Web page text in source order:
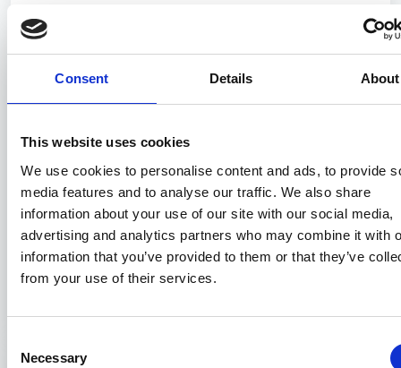
Consent Details About
This website uses cookies
We use cookies to personalise content and ads, to provide
media features and to analyse our traffic. We also share
information about your use of our site with our social media,
advertising and analytics partners who may combine it with
information that you’ve provided to them or that they’ve
from your use of their services.
Selection
Necessary
EBN - Gli aggiornamenti di luglio 2026